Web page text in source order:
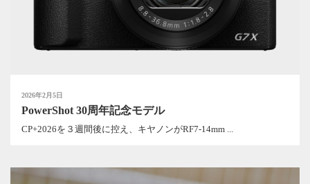
2026年2月5日
PowerShot 30周年記念モデル
CP+2026を３週間後に控え、キヤノンがRF7-14mm ...